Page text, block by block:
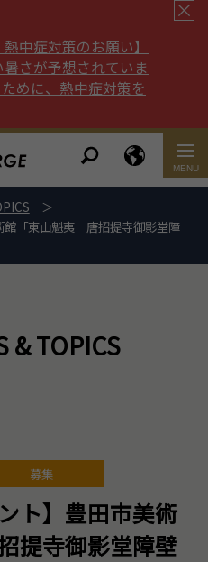
中症対策のお願い】
さが予想されていま
めに、熱中症対策を
館「東山魁夷 唐招提寺御影堂障
& TOPICS
募集
ト】豊田市美術
提寺御影堂障壁